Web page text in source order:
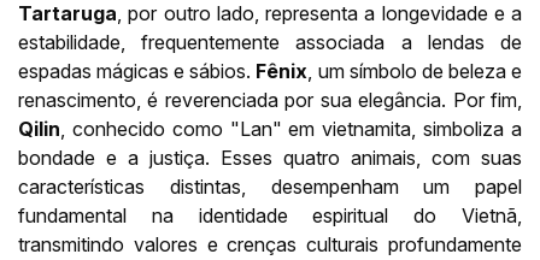
Tartaruga, por outro lado, representa a longevidade e a
estabilidade, frequentemente associada a lendas de
espadas mágicas e sábios. Fênix, um símbolo de beleza e
renascimento, é reverenciada por sua elegância. Por fim,
Qilin, conhecido como "Lan" em vietnamita, simboliza a
bondade e a justiça. Esses quatro animais, com suas
características distintas, desempenham um papel
fundamental na identidade espiritual do Vietnã,
transmitindo valores e crenças culturais profundamente